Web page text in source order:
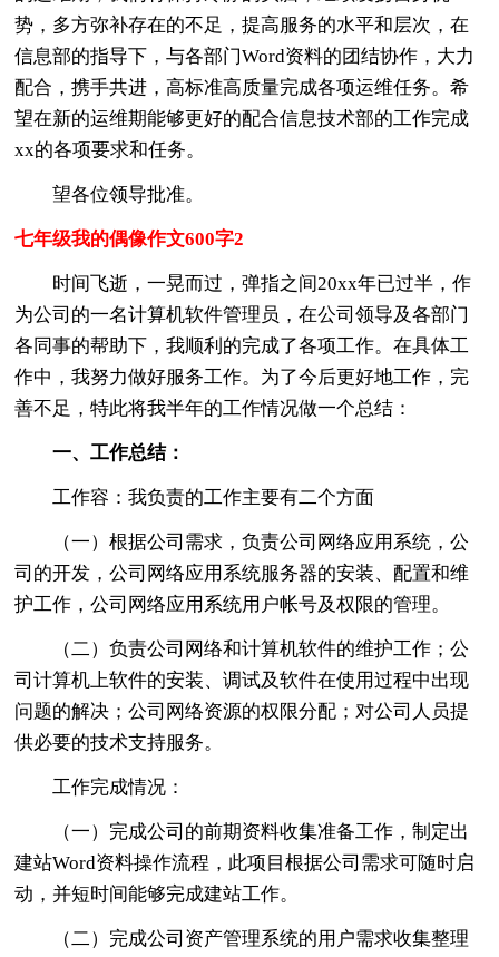
势，多方弥补存在的不足，提高服务的水平和层次，在
信息部的指导下，与各部门Word资料的团结协作，大力
配合，携手共进，高标准高质量完成各项运维任务。希
望在新的运维期能够更好的配合信息技术部的工作完成
xx的各项要求和任务。
望各位领导批准。
七年级我的偶像作文600字2
时间飞逝，一晃而过，弹指之间20xx年已过半，作
为公司的一名计算机软件管理员，在公司领导及各部门
各同事的帮助下，我顺利的完成了各项工作。在具体工
作中，我努力做好服务工作。为了今后更好地工作，完
善不足，特此将我半年的工作情况做一个总结：
一、工作总结：
工作容：我负责的工作主要有二个方面
（一）根据公司需求，负责公司网络应用系统，公
司的开发，公司网络应用系统服务器的安装、配置和维
护工作，公司网络应用系统用户帐号及权限的管理。
（二）负责公司网络和计算机软件的维护工作；公
司计算机上软件的安装、调试及软件在使用过程中出现
问题的解决；公司网络资源的权限分配；对公司人员提
供必要的技术支持服务。
工作完成情况：
（一）完成公司的前期资料收集准备工作，制定出
建站Word资料操作流程，此项目根据公司需求可随时启
动，并短时间能够完成建站工作。
（二）完成公司资产管理系统的用户需求收集整理